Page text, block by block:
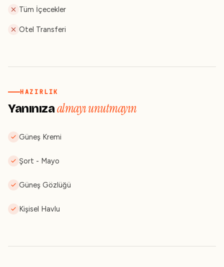
Tüm İçecekler
Otel Transferi
HAZIRLIK
Yanınızaalmayı unutmayın
Güneş Kremi
Şort - Mayo
Güneş Gözlüğü
Kişisel Havlu